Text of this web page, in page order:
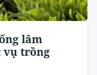
lâm
vụ trồng